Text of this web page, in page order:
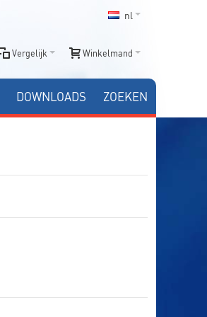
nl
Winkelmand
Vergelijk
ZOEKEN
DOWNLOADS